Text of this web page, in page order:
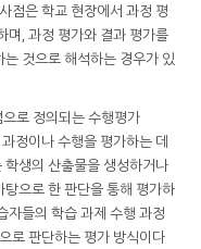
점은 학교 현장에서 과정 평
며, 과정 평가와 결과 평가를
것으로 해석하는 경우가 있
로 정의되는 수행평가
정이나 수행을 평가하는 데
생의 산출물을 생성하거나
으로 한 판단을 통해 평가하
들의 학습 과제 수행 과정
로 판단하는 평가 방식이다